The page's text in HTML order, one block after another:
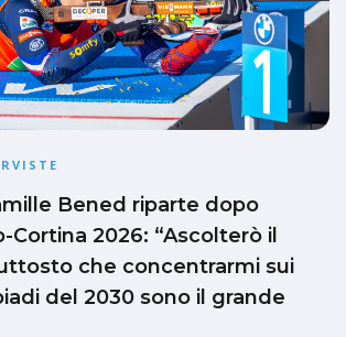
Bened riparte dopo
Cortina 2026: “Ascolterò il
che concentrarmi sui
del 2030 sono il grande